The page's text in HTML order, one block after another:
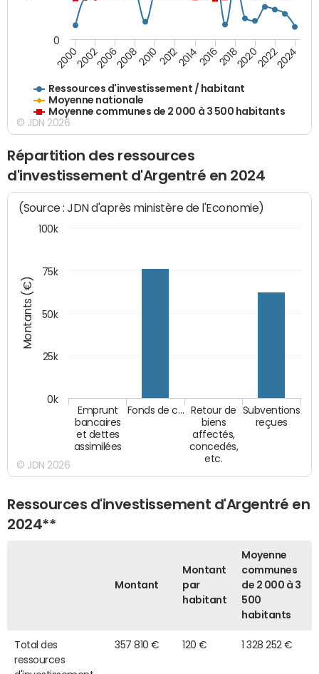
Ressources d'investissement / habitant
Moyenne nationale
Moyenne communes de 2 000 à 3 500 habitants
200020022006200820102012201420162018202020222024
0
© JDN 2026
Répartition des ressources
d'investissement d'Argentré en 2024
Montants (€)
(Source : JDN d'après ministère de l'Economie)
Emprunt
bancaires
et dettes
assimilées
Fonds de c…
Retour de
biens
affectés,
concedés,
etc.
Subventions
reçues
0k
100k
25k
50k
75k
© JDN 2026
Ressources d'investissement d'Argentré en
2024**
Montant
Montant
par
habitant
Moyenne
communes
de 2 000 à 3
500
habitants
Total des
ressources
357 810 € 120 € 1 328 252 €